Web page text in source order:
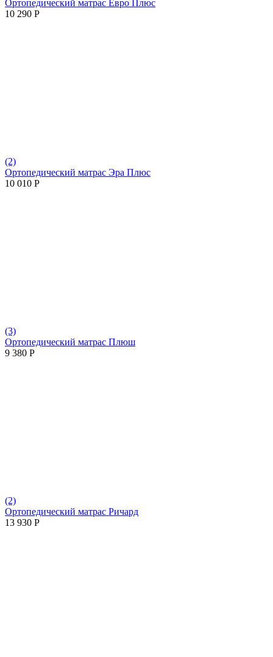
Ортопедический матрас Евро Плюс
10 290 Р
(2)
Ортопедический матрас Эра Плюс
10 010 Р
(3)
Ортопедический матрас Плюш
9 380 Р
(2)
Ортопедический матрас Ричард
13 930 Р